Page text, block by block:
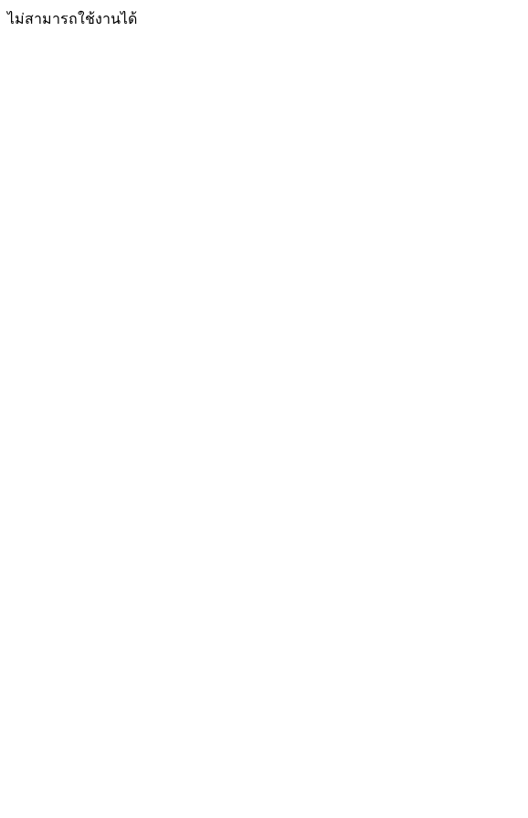
ไม่สามารถใช้งานได้